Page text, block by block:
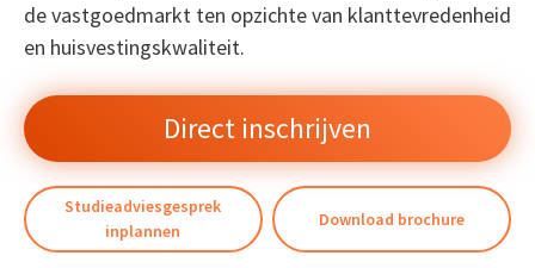
de vastgoedmarkt ten opzichte van klanttevredenheid
en huisvestingskwaliteit.
Download brochure
Studieadviesgesprek
inplannen
Direct inschrijven